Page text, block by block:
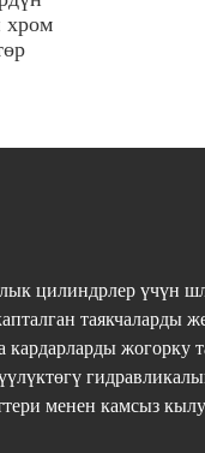
хром
цилиндрлер үчүн
таякчаларды
жогорку
менен камсыз